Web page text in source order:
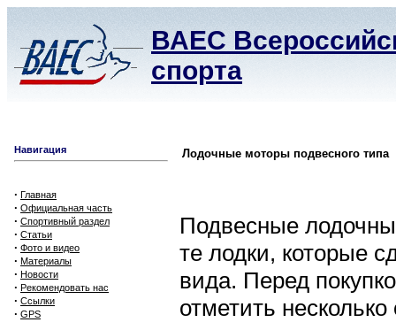
ВАЕС
спорта
Навигация
· Главная
· Официальная часть
· Спортивный раздел
· Статьи
· Фото и видео
· Материалы
· Новости
· Рекомендовать нас
· Ссылки
· GPS
Лодочные моторы подвесного типа
Подвесные
те лодки, которые
вида. Перед
отметить